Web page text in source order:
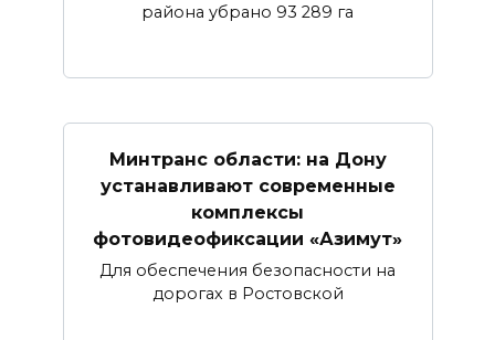
района убрано 93 289 га
Минтранс области: на Дону
устанавливают современные
комплексы
фотовидеофиксации «Азимут»
Для обеспечения безопасности на
дорогах в Ростовской